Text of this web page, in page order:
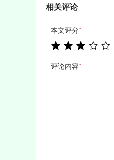
相关评论
本文评分*
评论内容*